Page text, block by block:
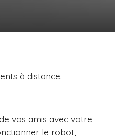
à distance.
vos amis avec votre
le robot,